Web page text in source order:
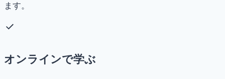
ます。
オンラインで学ぶ